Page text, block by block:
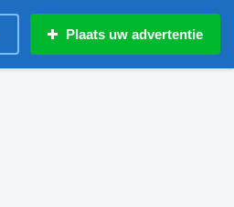
Plaats uw advertentie